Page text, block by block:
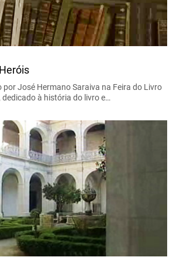
José Hermano Saraiva na Feira do Livro
dedicado à história do livro e…